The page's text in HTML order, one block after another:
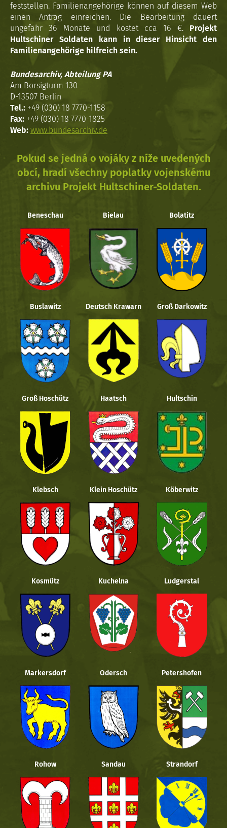
feststellen. Familienangehörige können auf diesem Web
einen Antrag einreichen. Die Bearbeitung dauert
ungefähr 36 Monate und kostet cca 16 €. Projekt
Hultschiner Soldaten kann in dieser Hinsicht den
Familienangehörige hilfreich sein.
Bundesarchiv, Abteilung PA
Am Borsigturm 130
D-13507 Berlin
Tel.: +49 (030) 18 7770-1158
Fax: +49 (030) 18 7770-1825
Web: www.bundesarchiv.de
Pokud se jedná o vojáky z níže uvedených
obcí, hradí všechny poplatky vojenskému
archivu Projekt Hultschiner-Soldaten.
Beneschau Bielau Bolatitz
Buslawitz Deutsch Krawarn Groß Darkowitz
Groß Hoschütz Haatsch Hultschin
Klebsch Klein Hoschütz Köberwitz
Kosmütz Kuchelna Ludgerstal
Markersdorf Odersch Petershofen
Rohow Sandau Strandorf